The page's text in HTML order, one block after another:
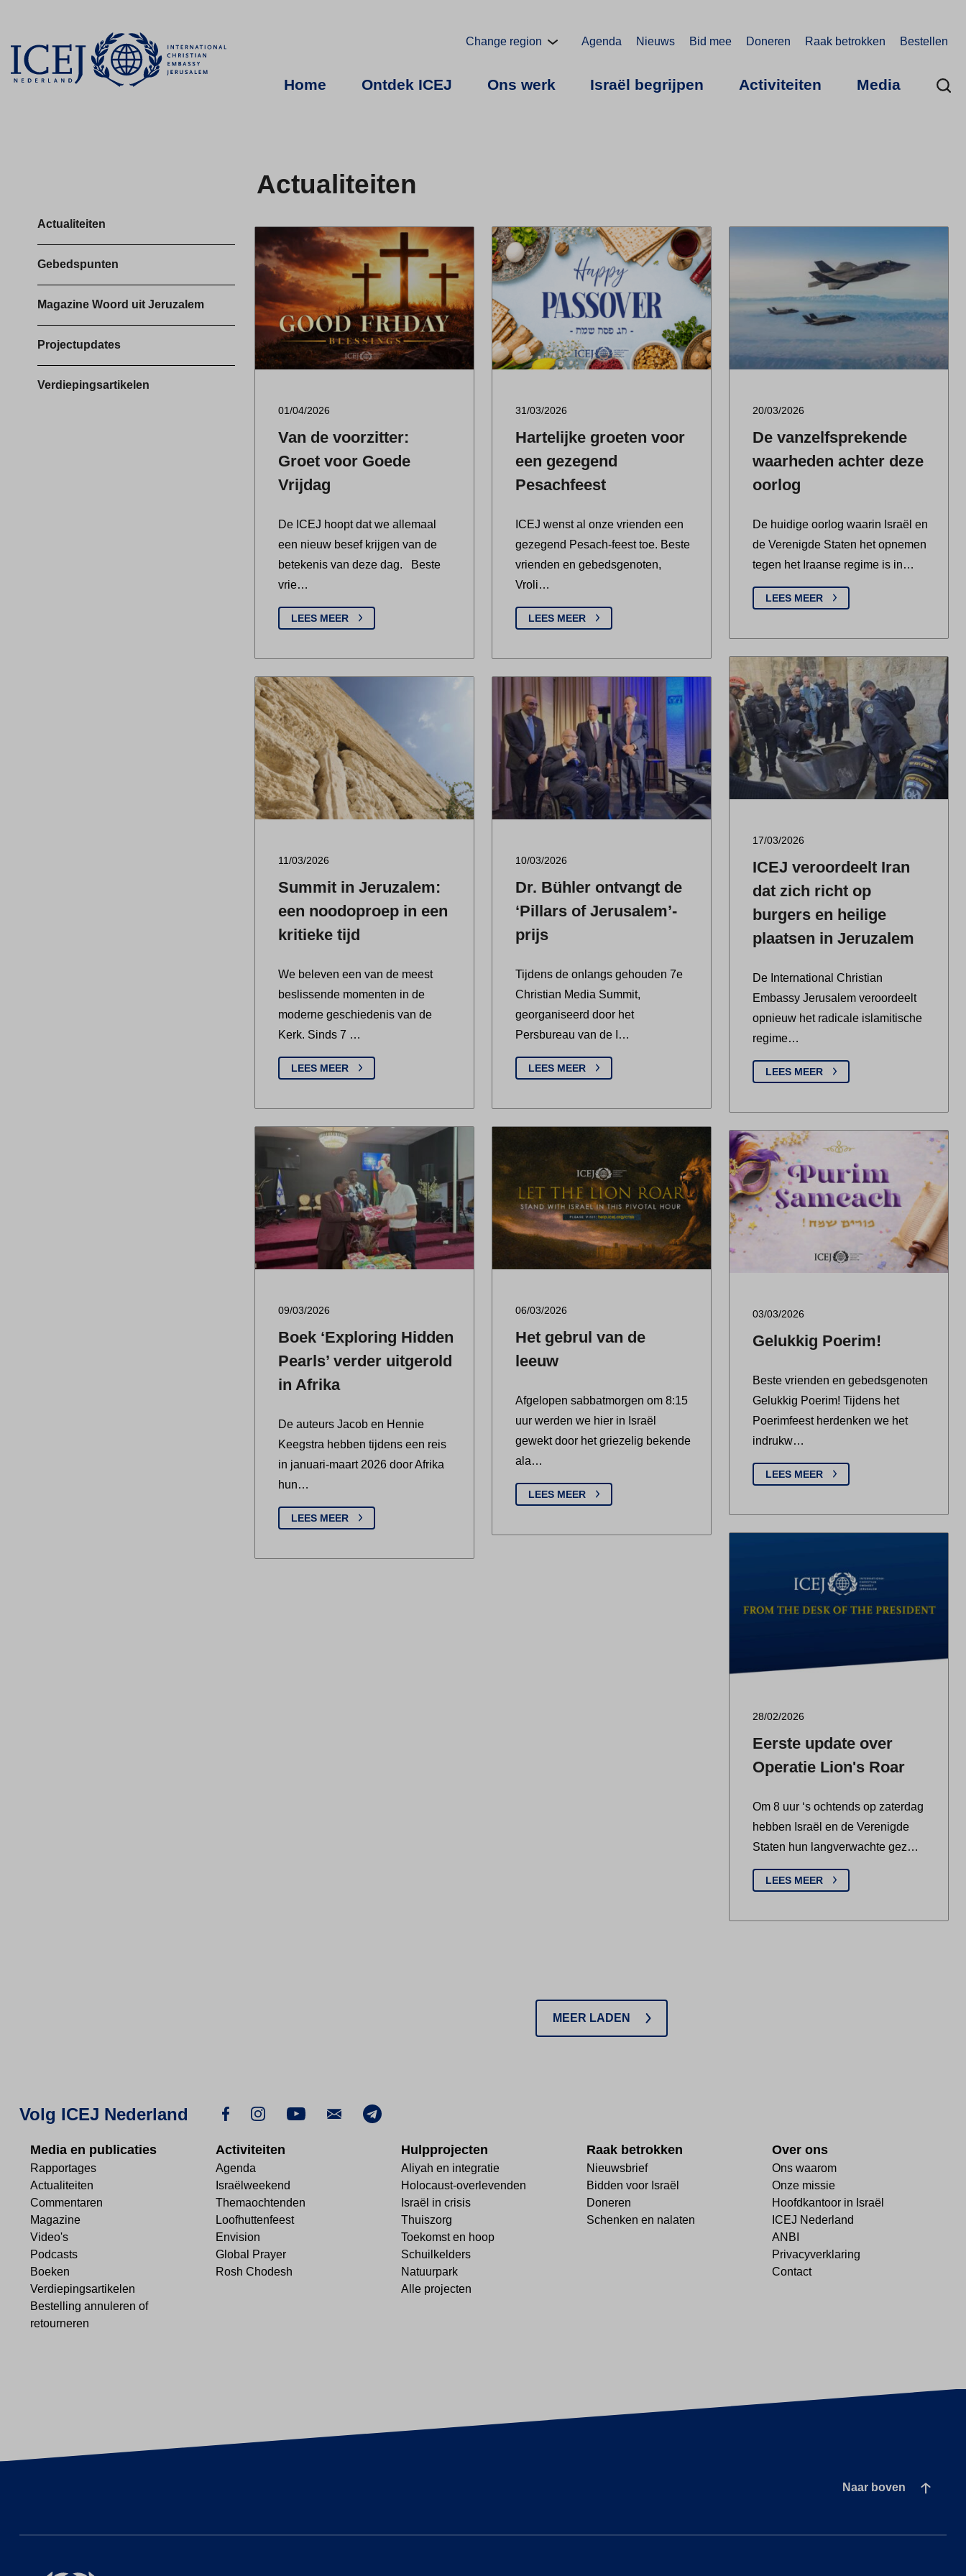
Change region Agenda Nieuws Bid mee Doneren Raak betrokken Bestellen
Home Ontdek ICEJ Ons werk Israël begrijpen Activiteiten Media
Actualiteiten
Gebedspunten
Magazine Woord uit Jeruzalem
Projectupdates
Verdiepingsartikelen
Actualiteiten
01/04/2026
Van de voorzitter:
Groet voor Goede
Vrijdag
De ICEJ hoopt dat we allemaal
een nieuw besef krijgen van de
betekenis van deze dag. Beste
vrie…
LEES MEER
31/03/2026
Hartelijke groeten voor
een gezegend
Pesachfeest
ICEJ wenst al onze vrienden een
gezegend Pesach-feest toe. Beste
vrienden en gebedsgenoten,
Vroli…
LEES MEER
20/03/2026
De vanzelfsprekende
waarheden achter deze
oorlog
De huidige oorlog waarin Israël en
de Verenigde Staten het opnemen
tegen het Iraanse regime is in…
LEES MEER
17/03/2026
ICEJ veroordeelt Iran
dat zich richt op
burgers en heilige
plaatsen in Jeruzalem
De International Christian
Embassy Jerusalem veroordeelt
opnieuw het radicale islamitische
regime…
LEES MEER
11/03/2026
Summit in Jeruzalem:
een noodoproep in een
kritieke tijd
We beleven een van de meest
beslissende momenten in de
moderne geschiedenis van de
Kerk. Sinds 7 …
LEES MEER
10/03/2026
Dr. Bühler ontvangt de
‘Pillars of Jerusalem’-
prijs
Tijdens de onlangs gehouden 7e
Christian Media Summit,
georganiseerd door het
Persbureau van de I…
LEES MEER
09/03/2026
Boek ‘Exploring Hidden
Pearls’ verder uitgerold
in Afrika
De auteurs Jacob en Hennie
Keegstra hebben tijdens een reis
in januari-maart 2026 door Afrika
hun…
LEES MEER
06/03/2026
Het gebrul van de
leeuw
Afgelopen sabbatmorgen om 8:15
uur werden we hier in Israël
gewekt door het griezelig bekende
ala…
LEES MEER
03/03/2026
Gelukkig Poerim!
Beste vrienden en gebedsgenoten
Gelukkig Poerim! Tijdens het
Poerimfeest herdenken we het
indrukw…
LEES MEER
28/02/2026
Eerste update over
Operatie Lion's Roar
Om 8 uur ‘s ochtends op zaterdag
hebben Israël en de Verenigde
Staten hun langverwachte gez…
LEES MEER
MEER LADEN
Volg ICEJ Nederland
Media en publicaties
Rapportages
Actualiteiten
Commentaren
Magazine
Video's
Podcasts
Boeken
Verdiepingsartikelen
Bestelling annuleren of
retourneren
Activiteiten
Agenda
Israëlweekend
Themaochtenden
Loofhuttenfeest
Envision
Global Prayer
Rosh Chodesh
Hulpprojecten
Aliyah en integratie
Holocaust-overlevenden
Israël in crisis
Thuiszorg
Toekomst en hoop
Schuilkelders
Natuurpark
Alle projecten
Raak betrokken
Nieuwsbrief
Bidden voor Israël
Doneren
Schenken en nalaten
Over ons
Ons waarom
Onze missie
Hoofdkantoor in Israël
ICEJ Nederland
ANBI
Privacyverklaring
Contact
Naar boven